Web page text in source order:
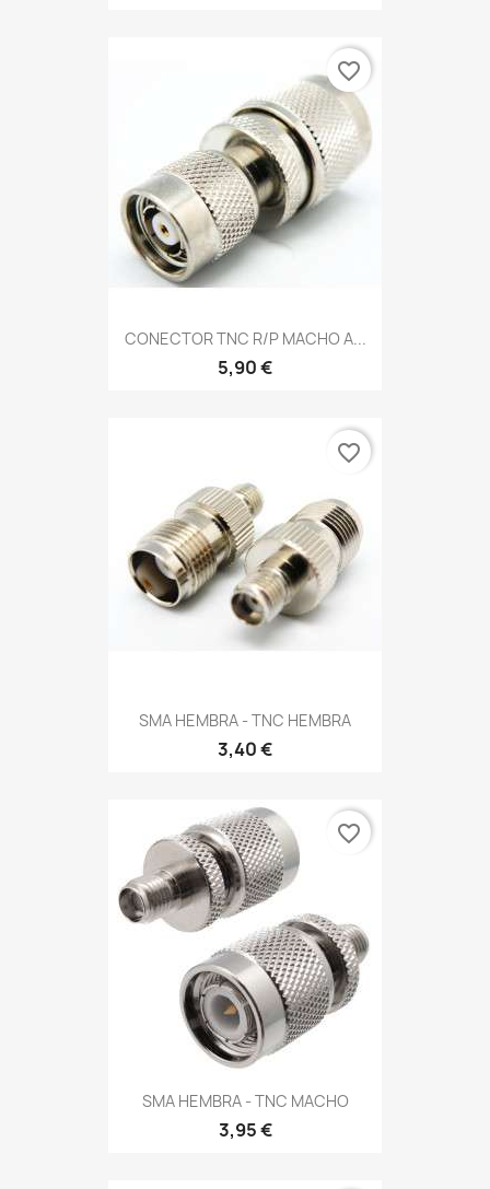
CONECTOR TNC R/P MACHO A...
5,90 €
favorite_border
SMA HEMBRA - TNC HEMBRA
3,40 €
favorite_border
SMA HEMBRA - TNC MACHO
3,95 €
favorite_border